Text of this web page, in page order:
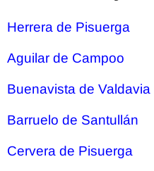
Herrera de Pisuerga
Aguilar de Campoo
Buenavista de Valdavia
Barruelo de Santullán
Cervera de Pisuerga